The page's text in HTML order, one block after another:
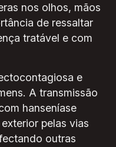
nos olhos, mãos
de ressaltar
tratável e com
e
A transmissão
hanseníase
pelas vias
outras